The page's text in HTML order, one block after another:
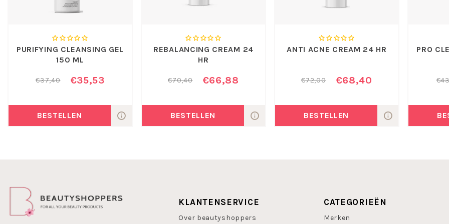
PURIFYING CLEANSING GEL
150 ML
€37,40 €35,53
BESTELLEN
REBALANCING CREAM 24
HR
€70,40 €66,88
BESTELLEN
ANTI ACNE CREAM 24 HR
€72,00 €68,40
BESTELLEN
PRO
KLANTENSERVICE
Over beautyshoppers
CATEGORIEËN
Merken